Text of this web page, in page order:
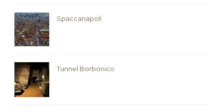
Spaccanapoli
Tunnel Borbonico